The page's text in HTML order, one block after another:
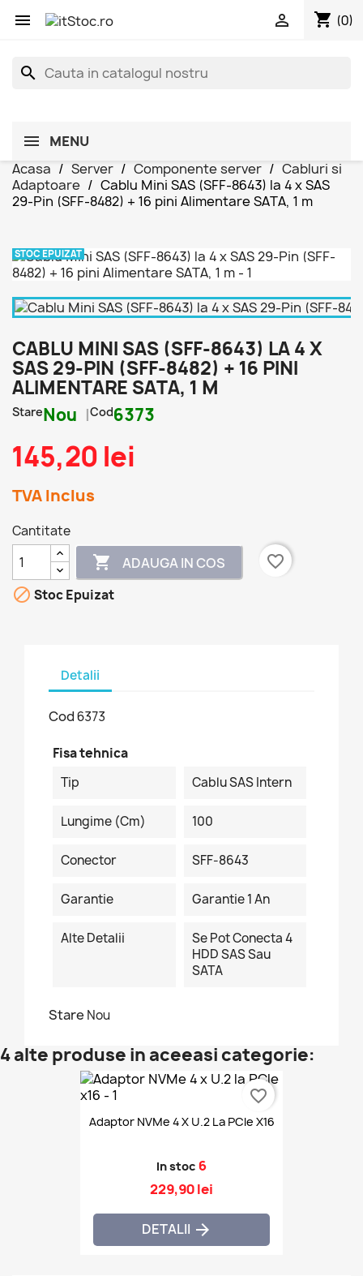
 shopping_cart (0)

search
MENU
Acasa
Server Componente server
Cabluri si
Adaptoare
Cablu Mini SAS (SFF-8643) la 4 x SAS
29-Pin (SFF-8482) + 16 pini Alimentare SATA, 1 m
STOC EPUIZAT
CABLU MINI SAS (SFF-8643) LA 4 X
SAS 29-PIN (SFF-8482) + 16 PINI
ALIMENTARE SATA, 1 M
StareNou Cod6373
145,20 lei
TVA Inclus
Cantitate
 ADAUGA IN COS
favorite_border
 Stoc Epuizat
Detalii
Cod6373
Fisa tehnica
Tip
Cablu SAS Intern
Lungime (cm) 100
Conector SFF-8643
Garantie Garantie 1 An
Alte Detalii
Se Pot Conecta 4
HDD SAS Sau
SATA
Stare Nou
4 alte produse in aceeasi categorie:
Adaptor NVMe 4 X U.2 La PCIe X16
In stoc 6
229,90 lei
DETALII 
favorite_border